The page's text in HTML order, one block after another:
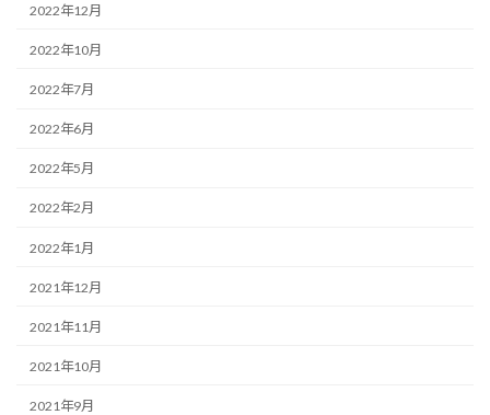
2022年12月
2022年10月
2022年7月
2022年6月
2022年5月
2022年2月
2022年1月
2021年12月
2021年11月
2021年10月
2021年9月